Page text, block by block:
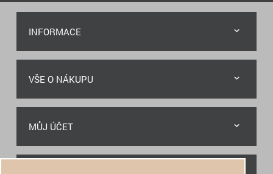
INFORMACE
VŠE O NÁKUPU
MŮJ ÚČET